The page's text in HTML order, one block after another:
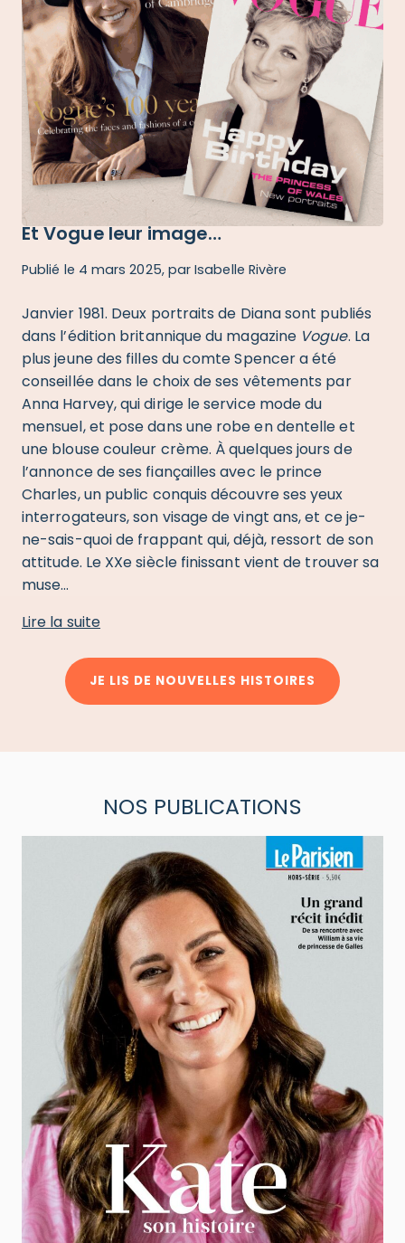
Et Vogue leur image…
Publié le 4 mars 2025, parIsabelle Rivère
Janvier 1981. Deux portraits de Diana sont publiés
dans l’édition britannique du magazine Vogue. La
plus jeune des filles du comte Spencer a été
conseillée dans le choix de ses vêtements par
Anna Harvey, qui dirige le service mode du
mensuel, et pose dans une robe en dentelle et
une blouse couleur crème. À quelques jours de
l’annonce de ses fiançailles avec le prince
Charles, un public conquis découvre ses yeux
interrogateurs, son visage de vingt ans, et ce je-
ne-sais-quoi de frappant qui, déjà, ressort de son
attitude. Le XXe siècle finissant vient de trouver sa
muse…
Lire la suitede Et Vogue leur image…
JE LIS DE NOUVELLES HISTOIRES
NOS PUBLICATIONS